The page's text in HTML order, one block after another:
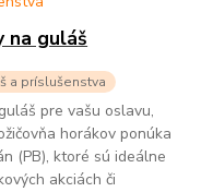
na guláš
a príslušenstva
pre vašu oslavu,
horákov ponúka
(PB), ktoré sú ideálne
akciách či